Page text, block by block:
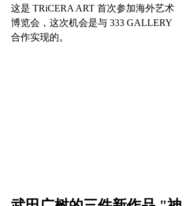
这是 TRiCERA ART 首次参加海外艺术
博览会，这次机会是与 333 GALLERY
合作实现的。